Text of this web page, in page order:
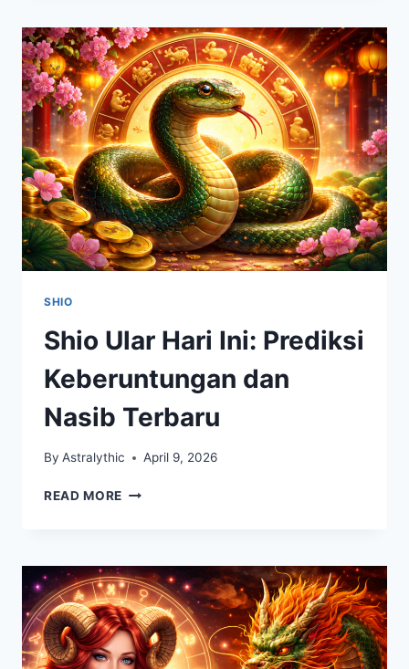
SAAT
TEPAT
MENATA
KEUANGAN
DAN
HUBUNGAN
PRIBADI
SHIO
Shio Ular Hari Ini: Prediksi
Keberuntungan dan
Nasib Terbaru
By Astralythic April 9, 2026
READ MORE SHIO
PREDIKSI
KEBERUNTUNGAN
DAN
NASIB
TERBARU